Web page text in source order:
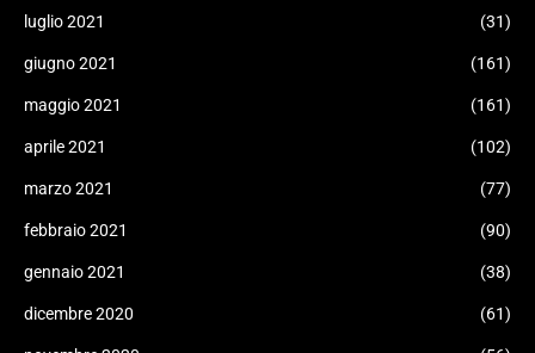
luglio 2021 (31)
giugno 2021 (161)
maggio 2021 (161)
aprile 2021 (102)
marzo 2021 (77)
febbraio 2021 (90)
gennaio 2021 (38)
dicembre 2020 (61)